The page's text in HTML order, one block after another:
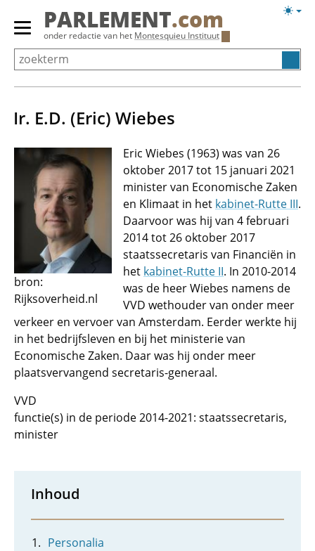
Overslaan
Primair
menu
tonen/verbergen
PARLEMENT.com
onder redactie van het Montesquieu Instituut
Ir. E.D. (Eric) Wiebes
bron:
Rijksoverheid.nl
Eric Wiebes (1963) was van 26
oktober 2017 tot 15 januari 2021
minister van Economische Zaken
en Klimaat in het kabinet-Rutte III.
Daarvoor was hij van 4 februari
2014 tot 26 oktober 2017
staatssecretaris van Financiën in
het kabinet-Rutte II. In 2010-2014
was de heer Wiebes namens de
VVD wethouder van onder meer
verkeer en vervoer van Amsterdam. Eerder werkte hij
in het bedrijfsleven en bij het ministerie van
Economische Zaken. Daar was hij onder meer
plaatsvervangend secretaris-generaal.
VVD
functie(s) in de periode 2014-2021: staatssecretaris,
minister
Inhoud
Personalia